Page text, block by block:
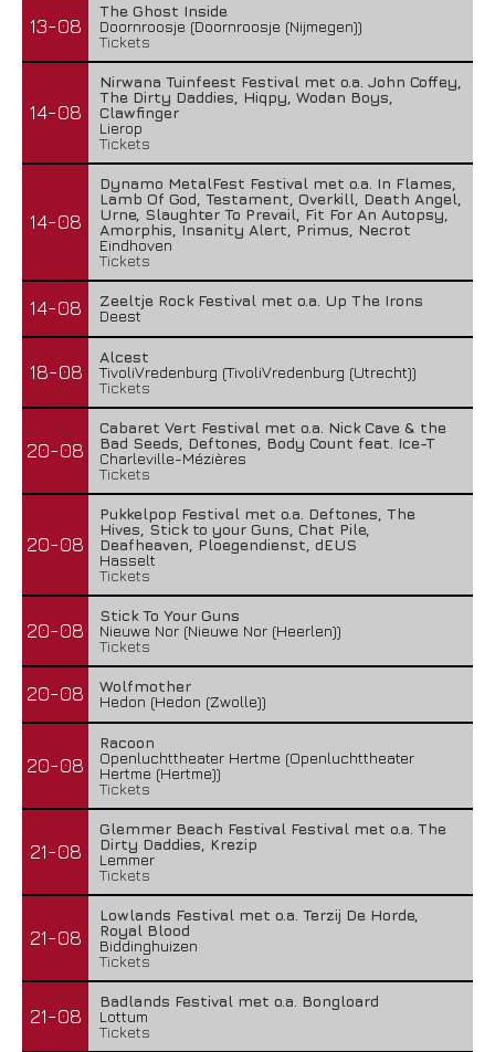
13-08
The Ghost Inside
Doornroosje (Doornroosje (Nijmegen))
Tickets
14-08
Nirwana Tuinfeest Festival met o.a. John Coffey,
The Dirty Daddies, Hiqpy, Wodan Boys,
Clawfinger
Lierop
Tickets
14-08
Dynamo MetalFest Festival met o.a. In Flames,
Lamb Of God, Testament, Overkill, Death Angel,
Urne, Slaughter To Prevail, Fit For An Autopsy,
Amorphis, Insanity Alert, Primus, Necrot
Eindhoven
Tickets
14-08
Zeeltje Rock Festival met o.a. Up The Irons
Deest
18-08
Alcest
TivoliVredenburg (TivoliVredenburg (Utrecht))
Tickets
20-08
Cabaret Vert Festival met o.a. Nick Cave & the
Bad Seeds, Deftones, Body Count feat. Ice-T
Charleville-Mézières
Tickets
20-08
Pukkelpop Festival met o.a. Deftones, The
Hives, Stick to your Guns, Chat Pile,
Deafheaven, Ploegendienst, dEUS
Hasselt
Tickets
20-08
Stick To Your Guns
Nieuwe Nor (Nieuwe Nor (Heerlen))
Tickets
20-08
Wolfmother
Hedon (Hedon (Zwolle))
20-08
Racoon
Openluchttheater Hertme (Openluchttheater
Hertme (Hertme))
Tickets
21-08
Glemmer Beach Festival Festival met o.a. The
Dirty Daddies, Krezip
Lemmer
Tickets
21-08
Lowlands Festival met o.a. Terzij De Horde,
Royal Blood
Biddinghuizen
Tickets
21-08
Badlands Festival met o.a. Bongloard
Lottum
Tickets